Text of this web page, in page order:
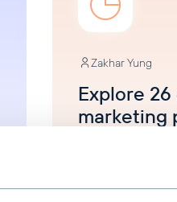
Zakhar Yung
Explore
marketing
seus KPIs